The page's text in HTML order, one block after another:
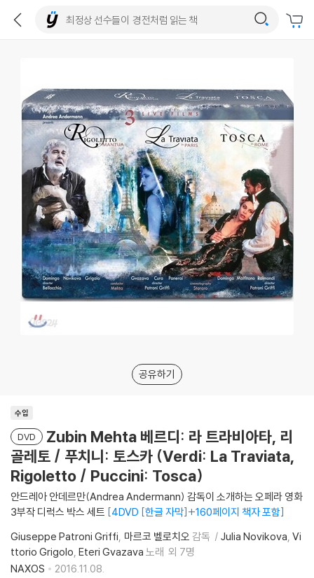
공유하기
수입
DVD
Zubin Mehta 베르디: 라 트라비아타, 리
골레토 / 푸치니: 토스카 (Verdi: La Traviata,
Rigoletto / Puccini: Tosca)
안드레아 안데르만(Andrea Andermann) 감독이 소개하는 오페라 영화
3부작 디럭스 박스 세트 4DVD [한글 자막]+160페이지 책자 포함
Giuseppe Patroni Griffi 마르코 벨로치오 감독 Julia Novikova Vi
ttorio Grigolo Eteri Gvazava 노래 외 7명
NAXOS
2016.11.08.